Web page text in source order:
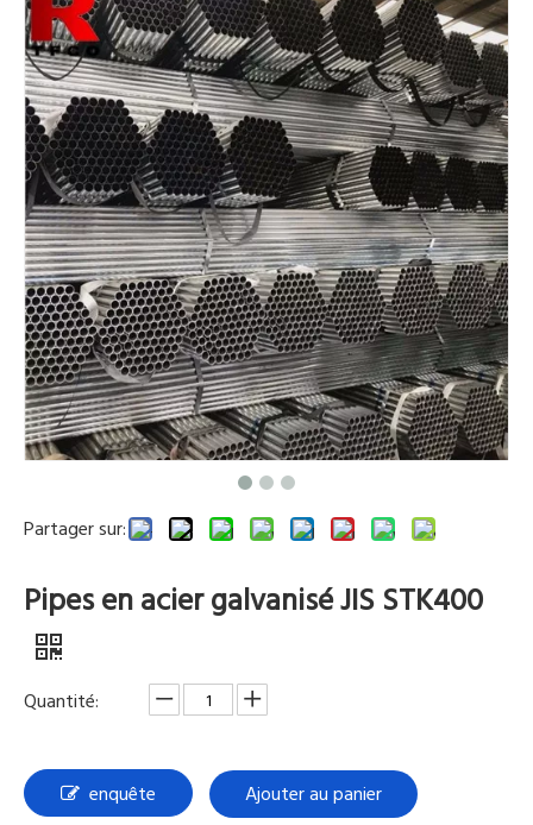
Partager sur:
Pipes en acier galvanisé JIS STK400
Quantité:
enquête Ajouter au panier